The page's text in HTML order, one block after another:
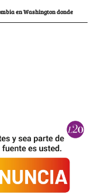
en Washington donde